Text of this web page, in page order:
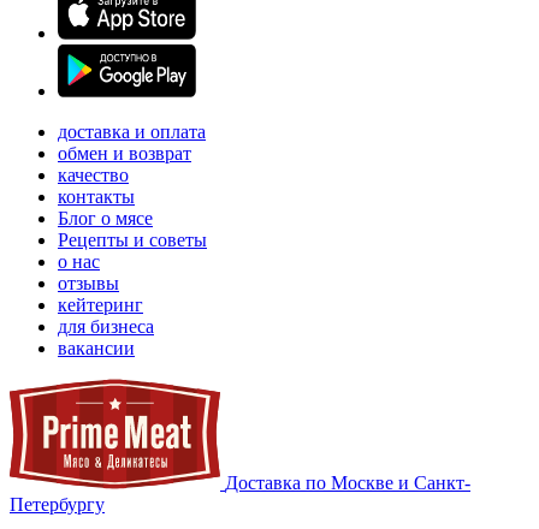
доставка и оплата
обмен и возврат
качество
контакты
Блог о мясе
Рецепты и советы
о нас
отзывы
кейтеринг
для бизнеса
вакансии
Доставка по Москве и Санкт-
Петербургу